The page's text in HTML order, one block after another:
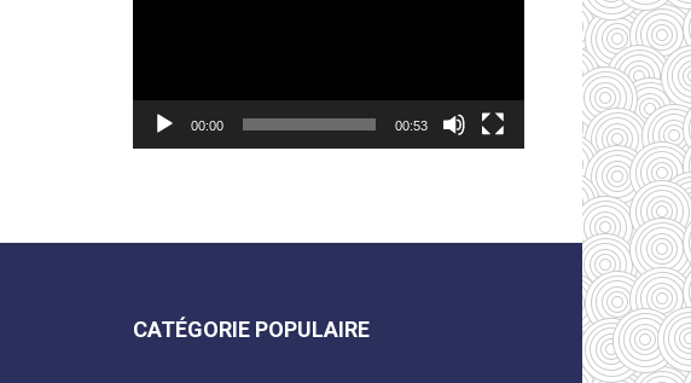
00:00 00:53
CATÉGORIE POPULAIRE